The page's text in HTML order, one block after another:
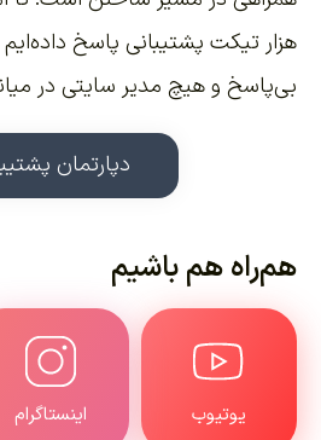
هزار تیکت پشتیبانی پاسخ
بی‌پاسخ و هیچ مدیر سایتی در
دپارتمان
هم‌راه هم باشیم
یوتیوب اینستاگرام